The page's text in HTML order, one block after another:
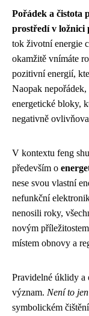
Pořádek a čistota
prostředí v ložnici
tok životní energie
okamžitě vnímáte
pozitivní energií,
Naopak
energetické bloky,
negativně
V kontextu feng
především o
nese svou vlastní
nefunkční
nenosili roky,
novým
místem obnovy a
Pravidelné úklidy a
význam. Není to
symbolickém